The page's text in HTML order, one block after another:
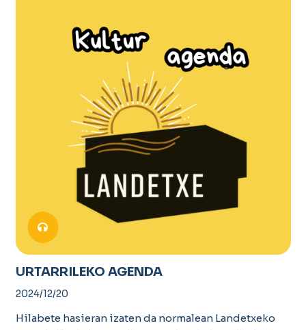
URTARRILEKO AGENDA
2024/12/20
Hilabete hasieran izaten da normalean Landetxeko